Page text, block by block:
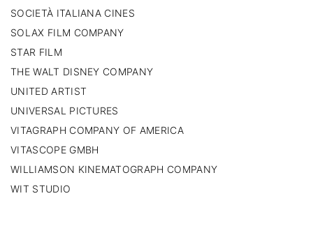
SOCIETÀ ITALIANA CINES
SOLAX FILM COMPANY
STAR FILM
THE WALT DISNEY COMPANY
UNITED ARTIST
UNIVERSAL PICTURES
VITAGRAPH COMPANY OF AMERICA
VITASCOPE GMBH
WILLIAMSON KINEMATOGRAPH COMPANY
WIT STUDIO